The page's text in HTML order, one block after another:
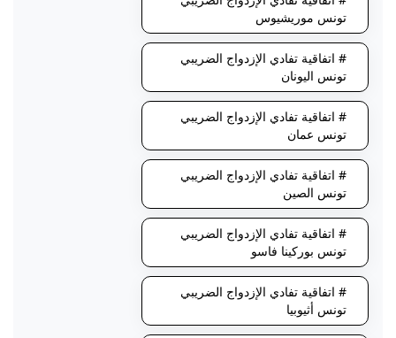
تونس موريشيوس
# اتفاقية تفادي الإزدواج الضريبي
تونس اليونان
# اتفاقية تفادي الإزدواج الضريبي
تونس عمان
# اتفاقية تفادي الإزدواج الضريبي
تونس الصين
# اتفاقية تفادي الإزدواج الضريبي
تونس بوركينا فاسو
# اتفاقية تفادي الإزدواج الضريبي
تونس أثيوبيا